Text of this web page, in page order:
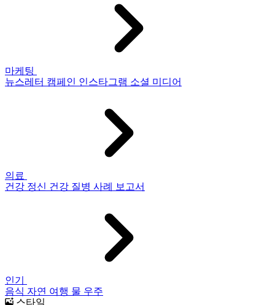
마케팅
뉴스레터 캠페인 인스타그램 소셜 미디어
의료
건강 정신 건강 질병 사례 보고서
인기
음식 자연 여행 물 우주
스타일